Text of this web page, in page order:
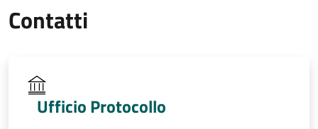
Contatti
Ufficio Protocollo